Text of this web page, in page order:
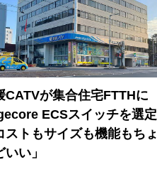
CATVが集合住宅FTTHに
ECSスイッチを選定
ストもサイズも機能もちょ
いい」